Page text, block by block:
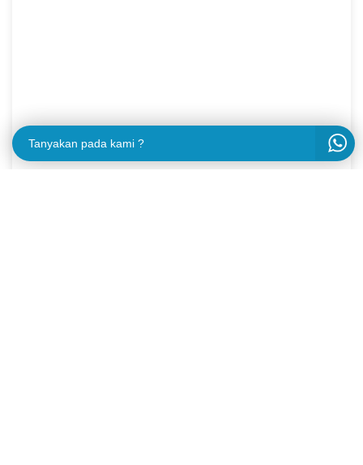
Tanyakan pada kami ?